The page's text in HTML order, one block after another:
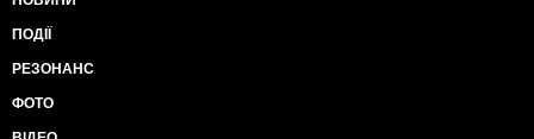
ПОДІЇ
РЕЗОНАНС
ФОТО